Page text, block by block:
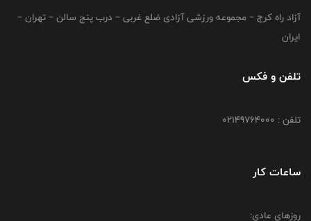
آزاد راه کرج – مجموعه ورزشی آزادی ضلع غربی – درب پنج سالن – تهران –
ایران
تلفن و فکس
تلفن : 02149764000
ساعات کار
روزهای عادی: